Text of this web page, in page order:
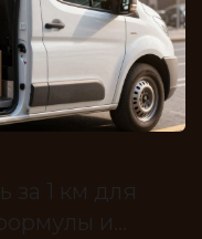
за 1 км для
и